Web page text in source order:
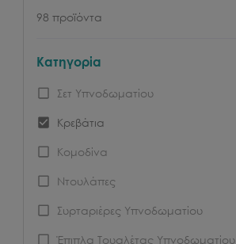
98 προϊόντα
Κατηγορία
Σετ Υπνοδωματίου
Κρεβάτια
Κομοδίνα
Ντουλάπες
Συρταριέρες Υπνοδωματίου
Έπιπλα Τουαλέτας Υπνοδωματίου